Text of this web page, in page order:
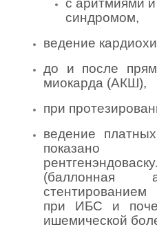
с аритмиями
синдромом,
ведение
до и после
миокарда (АКШ),
при
ведение
(баллонная
при ИБС и
ишемической